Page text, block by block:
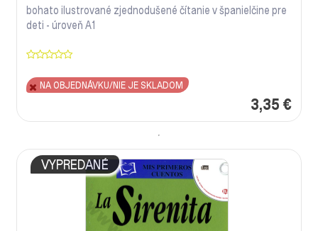
bohato ilustrované zjednodušené čítanie v španielčine pre
deti - úroveň A1
3,35 €
NA OBJEDNÁVKU/NIE JE SKLADOM
VYPREDANÉ